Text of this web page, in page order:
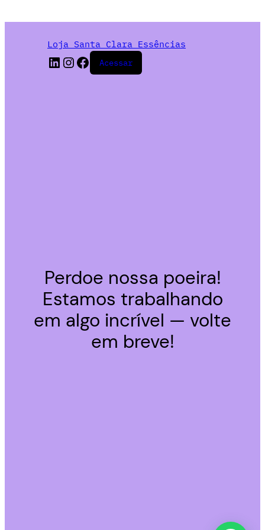
Loja Santa Clara Essências
Acessar
Perdoe nossa poeira!
Estamos trabalhando
em algo incrível — volte
em breve!